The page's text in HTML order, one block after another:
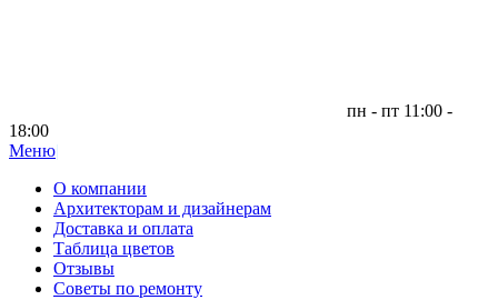
пн - пт 11:00 -
18:00
Меню|
О компании
Архитекторам и дизайнерам
Доставка и оплата
Таблица цветов
Отзывы
Советы по ремонту